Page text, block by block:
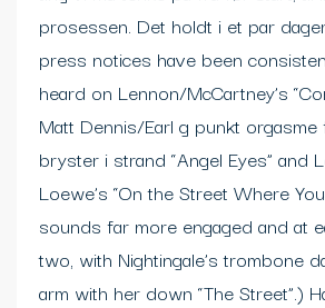
prosessen. Det holdt i et par
press notices have been
heard on Lennon/McCartney’s
Matt Dennis/Earl g punkt
bryster i strand “Angel Eyes” and
Loewe’s “On the Street Where
sounds far more engaged and at
two, with Nightingale’s trombone
arm with her down “The Street”.)